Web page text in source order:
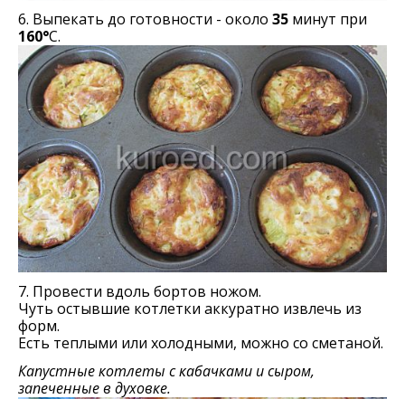
6. Выпекать до готовности - около 35 минут при
160°С.
7. Провести вдоль бортов ножом.
Чуть остывшие котлетки аккуратно извлечь из
форм.
Есть теплыми или холодными, можно со сметаной.
Капустные котлеты с кабачками и сыром,
запеченные в духовке.